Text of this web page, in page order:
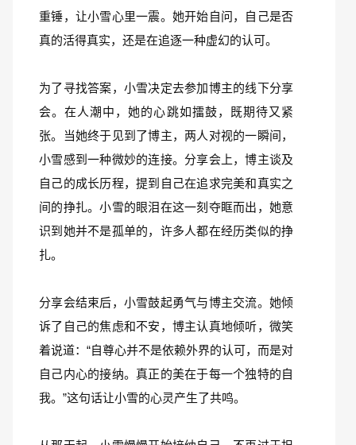
重锤，让小雪心里一震。她开始自问，自己是否
真的活得真实，还是在追逐一种虚幻的认可。
为了寻找答案，小雪决定去参加博主的线下分享
会。在人潮中，她的心跳如擂鼓，既期待又紧
张。当她终于见到了博主，两人对视的一瞬间，
小雪感到一种微妙的连接。分享会上，博主谈及
自己的成长历程，提到自己在追求完美和真实之
间的挣扎。小雪的眼泪在这一刻夺眶而出，她意
识到她并不是孤单的，许多人都在经历类似的挣
扎。
分享会结束后，小雪鼓起勇气与博主交流。她倾
诉了自己的焦虑和不安，博主认真地倾听，微笑
着说道：“自尊心并不是依赖外界的认可，而是对
自己内心的接纳。真正的美在于每一个独特的自
我。”这句话让小雪的心灵产生了共鸣。